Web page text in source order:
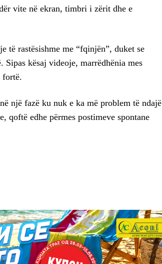
vite në ekran, timbri i zërit dhe e
të rastësishme me “fqinjën”, duket se
kësaj videoje, marrëdhënia mes
fortë.
një fazë ku nuk e ka më problem të ndajë
qoftë edhe përmes postimeve spontane